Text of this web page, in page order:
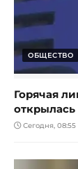
ОБЩЕСТВО
Горячая
Сегодня, 08:55